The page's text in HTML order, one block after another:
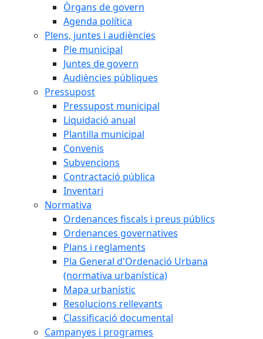
Òrgans de govern
Agenda política
Plens, juntes i audiències
Ple municipal
Juntes de govern
Audiències públiques
Pressupost
Pressupost municipal
Liquidació anual
Plantilla municipal
Convenis
Subvencions
Contractació pública
Inventari
Normativa
Ordenances fiscals i preus públics
Ordenances governatives
Plans i reglaments
Pla General d'Ordenació Urbana
(normativa urbanística)
Mapa urbanístic
Resolucions rellevants
Classificació documental
Campanyes i programes